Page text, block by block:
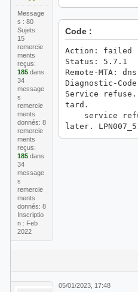
Message
s : 80
Sujets :
15
remercie
ments
reçus:
185dans
34
message
s
remercie
ments
donnés: 8
remercie
ments
reçus:
185dans
34
message
s
remercie
ments
donnés: 8
Inscriptio
n : Feb
2022
Code :
Action: failed
Status: 5.7.1
Remote-MTA:
Diagnostic-
Service
tard.
service
later.
05/01/2023, 17:48